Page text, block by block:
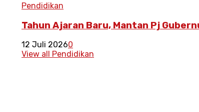
Pendidikan
Tahun Ajaran Baru, Mantan Pj
12 Juli 20260
View all Pendidikan